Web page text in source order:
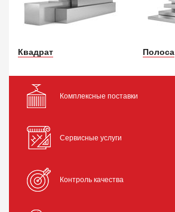
Квадрат Полоса
Комплексные поставки
Сервисные услуги
Контроль качества